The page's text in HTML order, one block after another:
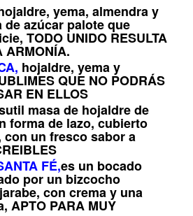
yema, almendra y
azúcar palote que
TODO UNIDO RESULTA
ARMONÍA.
, hojaldre, yema y
QUE NO PODRÁS
EN ELLOS
masa de hojaldre de
forma de lazo, cubierto
con un fresco sabor a
FÉ,es un bocado
por un bizcocho
con crema y una
APTO PARA MUY